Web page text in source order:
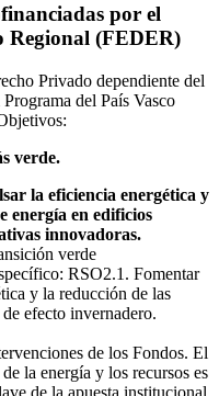
por el
Regional (FEDER)
Privado dependiente del
del País Vasco
verde.
la eficiencia energética y
energía en edificios
innovadoras.
verde
RSO2.1. Fomentar
y la reducción de las
efecto invernadero.
de los Fondos. El
la energía y los recursos es
de la apuesta institucional